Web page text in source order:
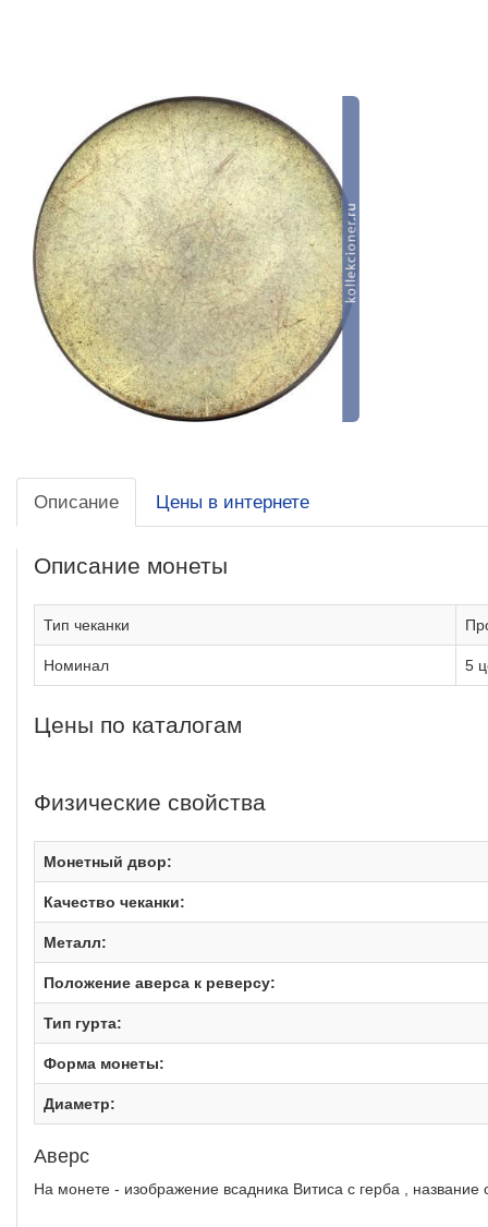
Описание Цены в интернете
Описание монеты
Тип чеканки
Номинал 5
Цены по каталогам
Физические свойства
Монетный двор:
Качество чеканки:
Металл:
Положение аверса к реверсу:
Тип гурта:
Форма монеты:
Диаметр:
Аверс
На монете - изображение всадника Витиса с герба ,